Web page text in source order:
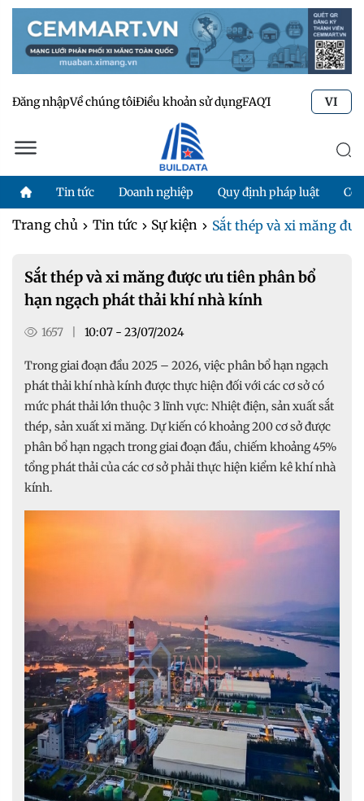
Đăng nhậpVề chúng tôiĐiều khoản sử dụngFAQTư vấn kỹ thuật
VI
Tin tức Doanh nghiệp Quy định pháp luật
Trang chủ Tin tức Sự kiện Sắt thép và xi măng
Sắt thép và xi măng được ưu tiên phân bổ
hạn ngạch phát thải khí nhà kính
1657 10:07 - 23/07/2024
Trong giai đoạn đầu 2025 – 2026, việc phân bổ hạn ngạch
phát thải khí nhà kính được thực hiện đối với các cơ sở có
mức phát thải lớn thuộc 3 lĩnh vực: Nhiệt điện, sản xuất sắt
thép, sản xuất xi măng. Dự kiến có khoảng 200 cơ sở được
phân bổ hạn ngạch trong giai đoạn đầu, chiếm khoảng 45%
tổng phát thải của các cơ sở phải thực hiện kiểm kê khí nhà
kính.